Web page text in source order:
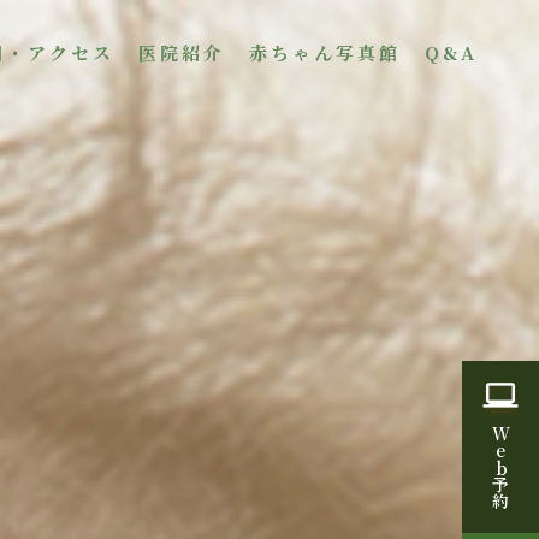
アクセス 医院紹介 赤ちゃん写真館 Q&A
W
eb
予約